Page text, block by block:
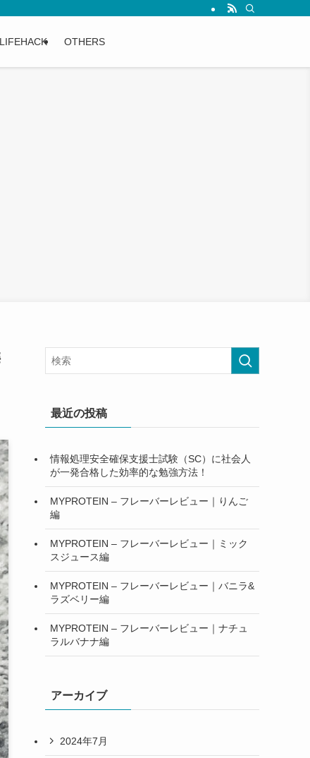
LIFEHACK OTHERS
最近の投稿
情報処理安全確保支援士試験（SC）に社会人
が一発合格した効率的な勉強方法！
MYPROTEIN – フレーバーレビュー｜りんご
編
MYPROTEIN – フレーバーレビュー｜ミック
スジュース編
MYPROTEIN – フレーバーレビュー｜バニラ&
ラズベリー編
MYPROTEIN – フレーバーレビュー｜ナチュ
ラルバナナ編
アーカイブ
2024年7月